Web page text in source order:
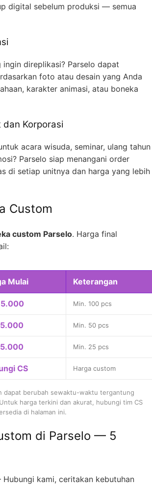
digital sebelum produksi — semua
direplikasi? Parselo dapat
foto atau desain yang Anda
karakter animasi, atau boneka
dan Korporasi
acara wisuda, seminar, ulang tahun
Parselo siap menangani order
di setiap unitnya dan harga yang lebih
Custom
custom Parselo. Harga final
Mulai Keterangan
Min. 100 pcs
Min. 50 pcs
Min. 25 pcs
CS Harga custom
dapat berubah sewaktu-waktu tergantung
harga terkini dan akurat, hubungi tim CS
di halaman ini.
di Parselo — 5
kami, ceritakan kebutuhan